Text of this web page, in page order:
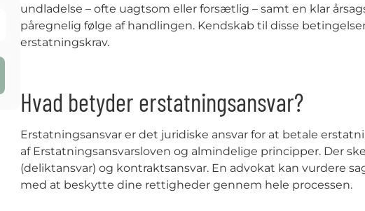
undladelse – ofte uagtsom eller forsætlig – samt en klar
påregnelig følge af handlingen. Kendskab til disse
erstatningskrav.
Hvad betyder erstatningsansvar?
Erstatningsansvar er det juridiske ansvar for at betale
af Erstatningsansvarsloven og almindelige principper. Der
(deliktansvar) og kontraktsansvar. En advokat kan vurdere
med at beskytte dine rettigheder gennem hele processen.